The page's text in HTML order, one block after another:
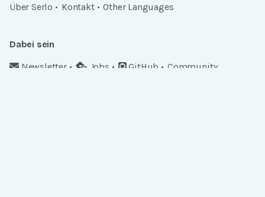
Über Serlo
Kontakt Other Languages
Dabei sein
Newsletter
Jobs GitHub Community